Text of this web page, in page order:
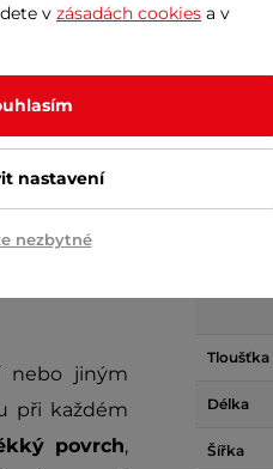
+ Přidat do košíku
nebo jiným
při každém
povrch,
Tloušťka
Délka
Šířka
v zásadách cookies a v
nastavení
nezbytné